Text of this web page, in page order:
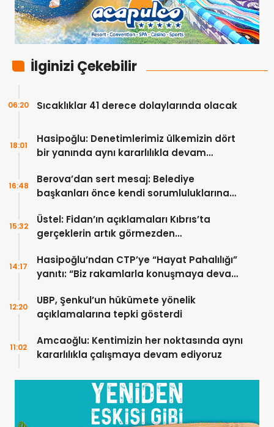
İlginizi Çekebilir
Sıcaklıklar 41 derece dolaylarında olacak
06:20
Hasipoğlu: Denetimlerimiz ülkemizin dört
bir yanında aynı kararlılıkla devam
18:01
Berova’dan sert mesaj: Belediye
başkanları önce kendi sorumluluklarına
16:48
Üstel: Fidan’ın açıklamaları Kıbrıs’ta
gerçeklerin artık görmezden
15:32
Hasipoğlu’ndan CTP’ye “Hayat Pahalılığı”
yanıtı: “Biz rakamlarla konuşmaya devam
14:17
UBP, Şenkul’un hükümete yönelik
açıklamalarına tepki gösterdi
12:20
Amcaoğlu: Kentimizin her noktasında aynı
kararlılıkla çalışmaya devam ediyoruz
11:02